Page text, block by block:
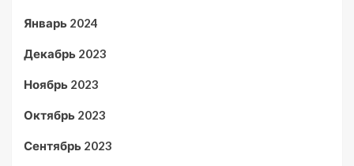
Январь 2024
Декабрь 2023
Ноябрь 2023
Октябрь 2023
Сентябрь 2023